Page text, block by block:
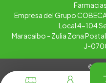
Empresa del Grupo
Local 4-104
Maracaibo - Zulia Zona
J-
©
Tienda Virtual